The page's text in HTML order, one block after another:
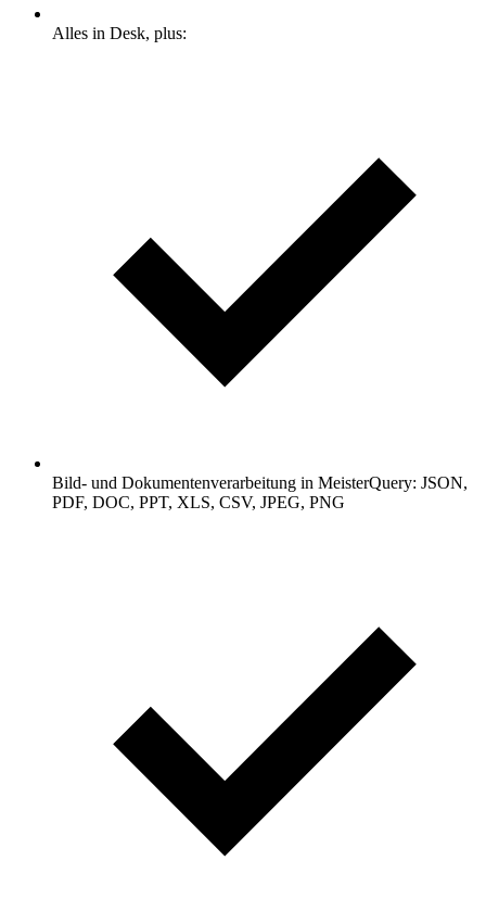
Alles in Desk, plus:
Bild- und Dokumentenverarbeitung in MeisterQuery: JSON,
PDF, DOC, PPT, XLS, CSV, JPEG, PNG